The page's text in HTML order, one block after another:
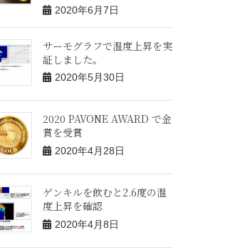
2020年6月7日
サーモグラフで温度上昇を実
証しました。
2020年5月30日
2020 PAVONE AWARD で金
賞を受賞
2020年4月28日
ゲンキルを飲むと2.6度の温
度上昇を確認
2020年4月8日